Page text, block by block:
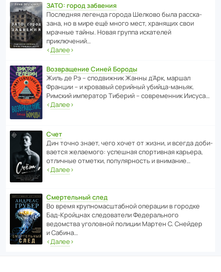
ЗАТО: город забвения
После­дняя легенда города Шелково была расска­
зана, но в мире ещё много мест, хранящих свои
мрачные тайны. Новая группа иска­телей
приключений…
‹Далее›
Возвращение Синей Бороды
Жиль де Рэ – спод­ви­жник Жанны д’Арк, маршал
Франции – и кровавый серийный убийца-маньяк.
Римский импе­ратор Тиберий – совре­менник Иисуса…
‹Далее›
Счет
Дин точно знает, чего хочет от жизни, и всегда доби­
ва­ется жела­е­мого: успе­шная спор­ти­вная карьера,
отли­чные отметки, попу­ля­р­ность и внимание…
‹Далее›
Смертельный след
Во время круп­но­мас­ш­та­бной операции в городке
Бад‑Крой­цнах следо­ва­тели Феде­раль­ного
ведомства уголо­вной полиции Мартен С. Снейдер
и Сабина…
‹Далее›